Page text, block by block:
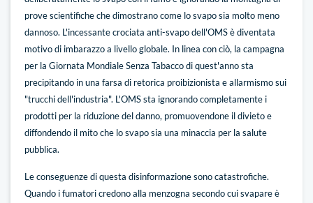
prove scientifiche che dimostrano come lo svapo sia molto meno
dannoso. L'incessante crociata anti-svapo dell'OMS è diventata
motivo di imbarazzo a livello globale. In linea con ciò, la campagna
per la Giornata Mondiale Senza Tabacco di quest'anno sta
precipitando in una farsa di retorica proibizionista e allarmismo sui
"trucchi dell'industria". L'OMS sta ignorando completamente i
prodotti per la riduzione del danno, promuovendone il divieto e
diffondendo il mito che lo svapo sia una minaccia per la salute
pubblica.
Le conseguenze di questa disinformazione sono catastrofiche.
Quando i fumatori credono alla menzogna secondo cui svapare è